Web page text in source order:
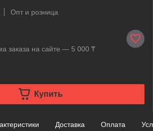
Опт и розница
заказа на сайте — 5 000 ₸
Купить
Доставка Оплата